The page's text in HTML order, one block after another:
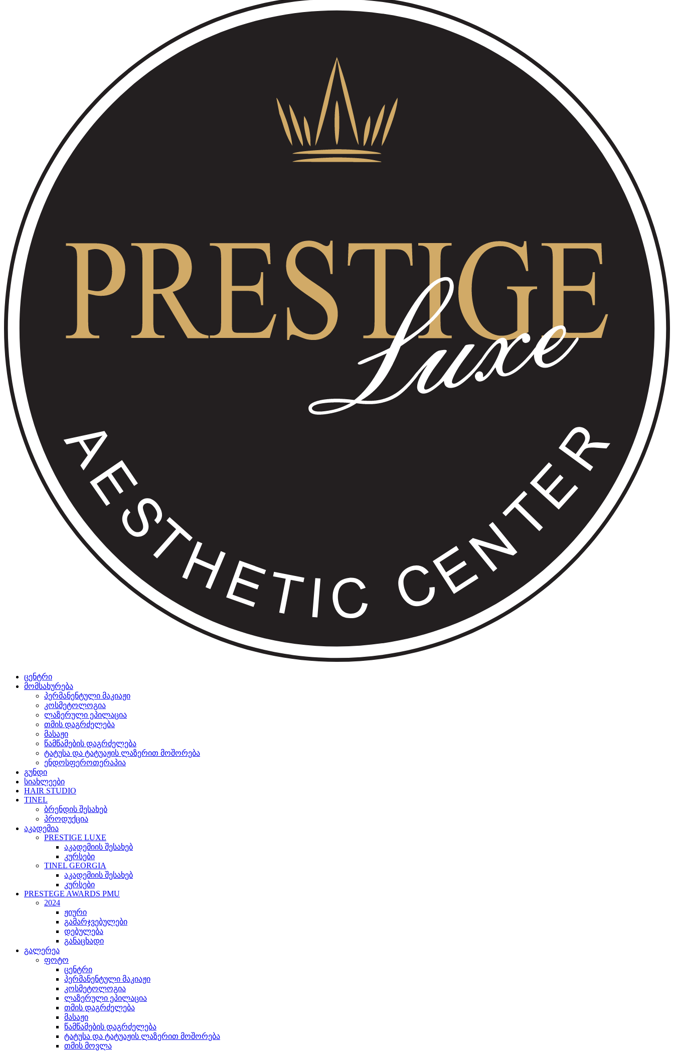
ცენტრი
მომსახურება
პერმანენტული მაკიაჟი
კოსმეტოლოგია
ლაზერული ეპილაცია
თმის დაგრძელება
მასაჟი
წამწამების დაგრძელება
ტატუსა და ტატუაჟის ლაზერით მოშორება
ენდოსფეროთერაპია
გუნდი
სიახლეები
HAIR STUDIO
TINEL
ბრენდის შესახებ
პროდუქცია
აკადემია
PRESTIGE LUXE
აკადემიის შესახებ
კურსები
TINEL GEORGIA
აკადემიის შესახებ
კურსები
PRESTEGE AWARDS PMU
2024
ჟიური
გამარჯვებულები
დებულება
განაცხადი
გალერეა
ფოტო
ცენტრი
პერმანენტული მაკიაჟი
კოსმეტოლოგია
ლაზერული ეპილაცია
თმის დაგრძელება
მასაჟი
წამწამების დაგრძელება
ტატუსა და ტატუაჟის ლაზერით მოშორება
თმის მოვლა